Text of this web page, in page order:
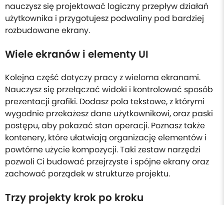
nauczysz się projektować logiczny przepływ działań
użytkownika i przygotujesz podwaliny pod bardziej
rozbudowane ekrany.
Wiele ekranów i elementy UI
Kolejna część dotyczy pracy z wieloma ekranami.
Nauczysz się przełączać widoki i kontrolować sposób
prezentacji grafiki. Dodasz pola tekstowe, z którymi
wygodnie przekażesz dane użytkownikowi, oraz paski
postępu, aby pokazać stan operacji. Poznasz także
kontenery, które ułatwiają organizację elementów i
powtórne użycie kompozycji. Taki zestaw narzędzi
pozwoli Ci budować przejrzyste i spójne ekrany oraz
zachować porządek w strukturze projektu.
Trzy projekty krok po kroku